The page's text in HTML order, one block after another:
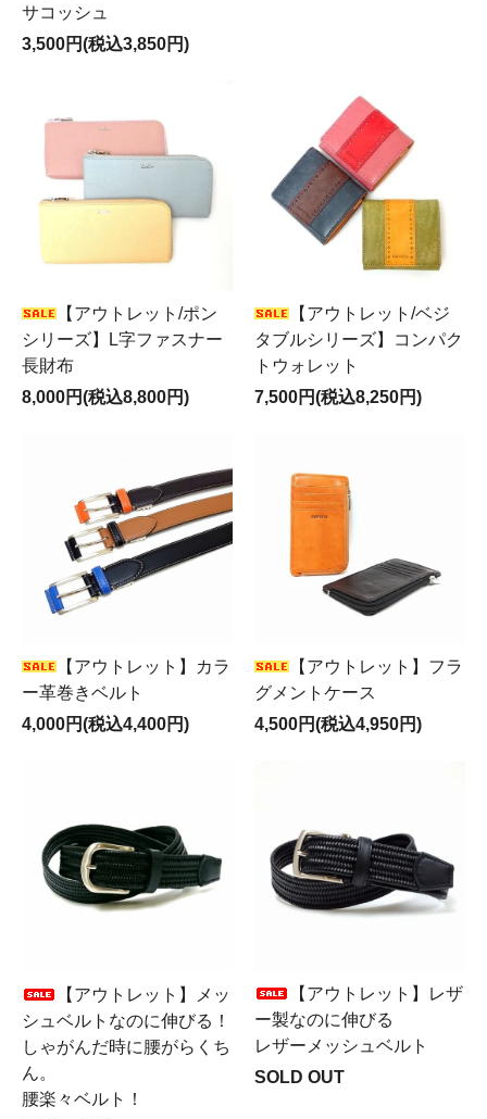
サコッシュ
3,500円(税込3,850円)
【アウトレット/ポン
シリーズ】L字ファスナー
長財布
8,000円(税込8,800円)
【アウトレット/ベジ
タブルシリーズ】コンパク
トウォレット
7,500円(税込8,250円)
【アウトレット】カラ
ー革巻きベルト
4,000円(税込4,400円)
【アウトレット】フラ
グメントケース
4,500円(税込4,950円)
【アウトレット】メッ
シュベルトなのに伸びる！
しゃがんだ時に腰がらくち
ん。
腰楽々ベルト！
【アウトレット】レザ
ー製なのに伸びる
レザーメッシュベルト
SOLD OUT